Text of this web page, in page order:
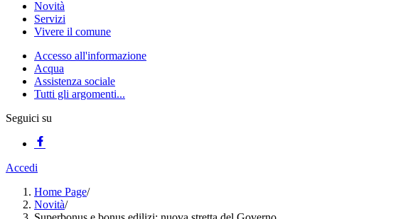
Novità
Servizi
Vivere il comune
Accesso all'informazione
Acqua
Assistenza sociale
Tutti gli argomenti...
Seguici su
Accedi
Home Page/
Novità/